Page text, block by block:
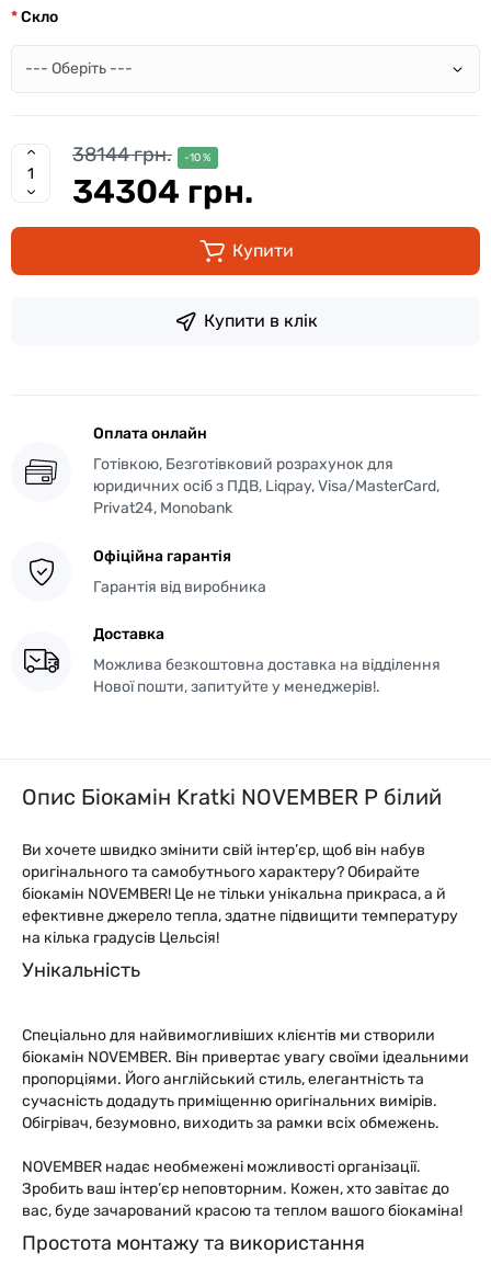
Скло
38144 грн. -10 %
34304 грн.
Купити
Купити в клік
Оплата онлайн
Готівкою, Безготівковий розрахунок для
юридичних осіб з ПДВ, Liqpay, Visa/MasterCard,
Privat24, Monobank
Офіційна гарантія
Гарантія від виробника
Доставка
Можлива безкоштовна доставка на відділення
Нової пошти, запитуйте у менеджерів!.
Опис Біокамін Kratki NOVEMBER P білий
Ви хочете швидко змінити свій інтер’єр, щоб він набув
оригінального та самобутнього характеру? Обирайте
біокамін NОVEMВER! Це не тільки унікальна прикраса, а й
ефективне джерело тепла, здатне підвищити температуру
на кілька градусів Цельсія!
Унікальність
Спеціально для найвимогливіших клієнтів ми створили
біокамін NОVEMВER. Він привертає увагу своїми ідеальними
пропорціями. Його англійський стиль, елегантність та
сучасність додадуть приміщенню оригінальних вимірів.
Обігрівач, безумовно, виходить за рамки всіх обмежень.
NОVEMВER надає необмежені можливості організації.
Зробить ваш інтер’єр неповторним. Кожен, хто завітає до
вас, буде зачарований красою та теплом вашого біокаміна!
Простота монтажу та використання